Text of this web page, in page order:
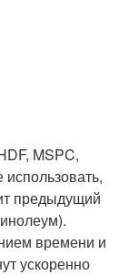
MSPC,
предыдущий
времени и
ускоренно